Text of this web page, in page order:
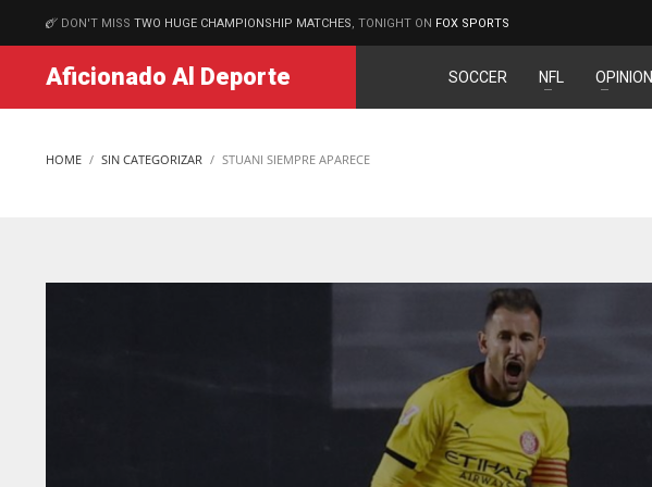
MATCHES
DON'T MISS TWO HUGE CHAMPIONSHIP MATCHES , TONIGHT ON FOX SPORTS
Aficionado Al Deporte SOCCER NFL OPINION
HOME SIN CATEGORIZAR STUANI SIEMPRE APARECE